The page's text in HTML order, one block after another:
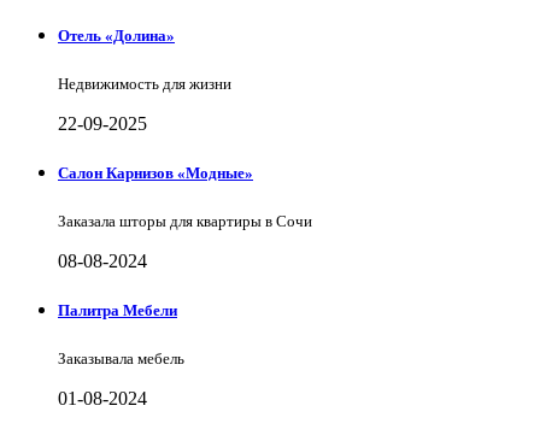
Отель «Долина»
Недвижимость для жизни
22-09-2025
Салон Карнизов «Модные»
Заказала шторы для квартиры в Сочи
08-08-2024
Палитра Мебели
Заказывала мебель
01-08-2024